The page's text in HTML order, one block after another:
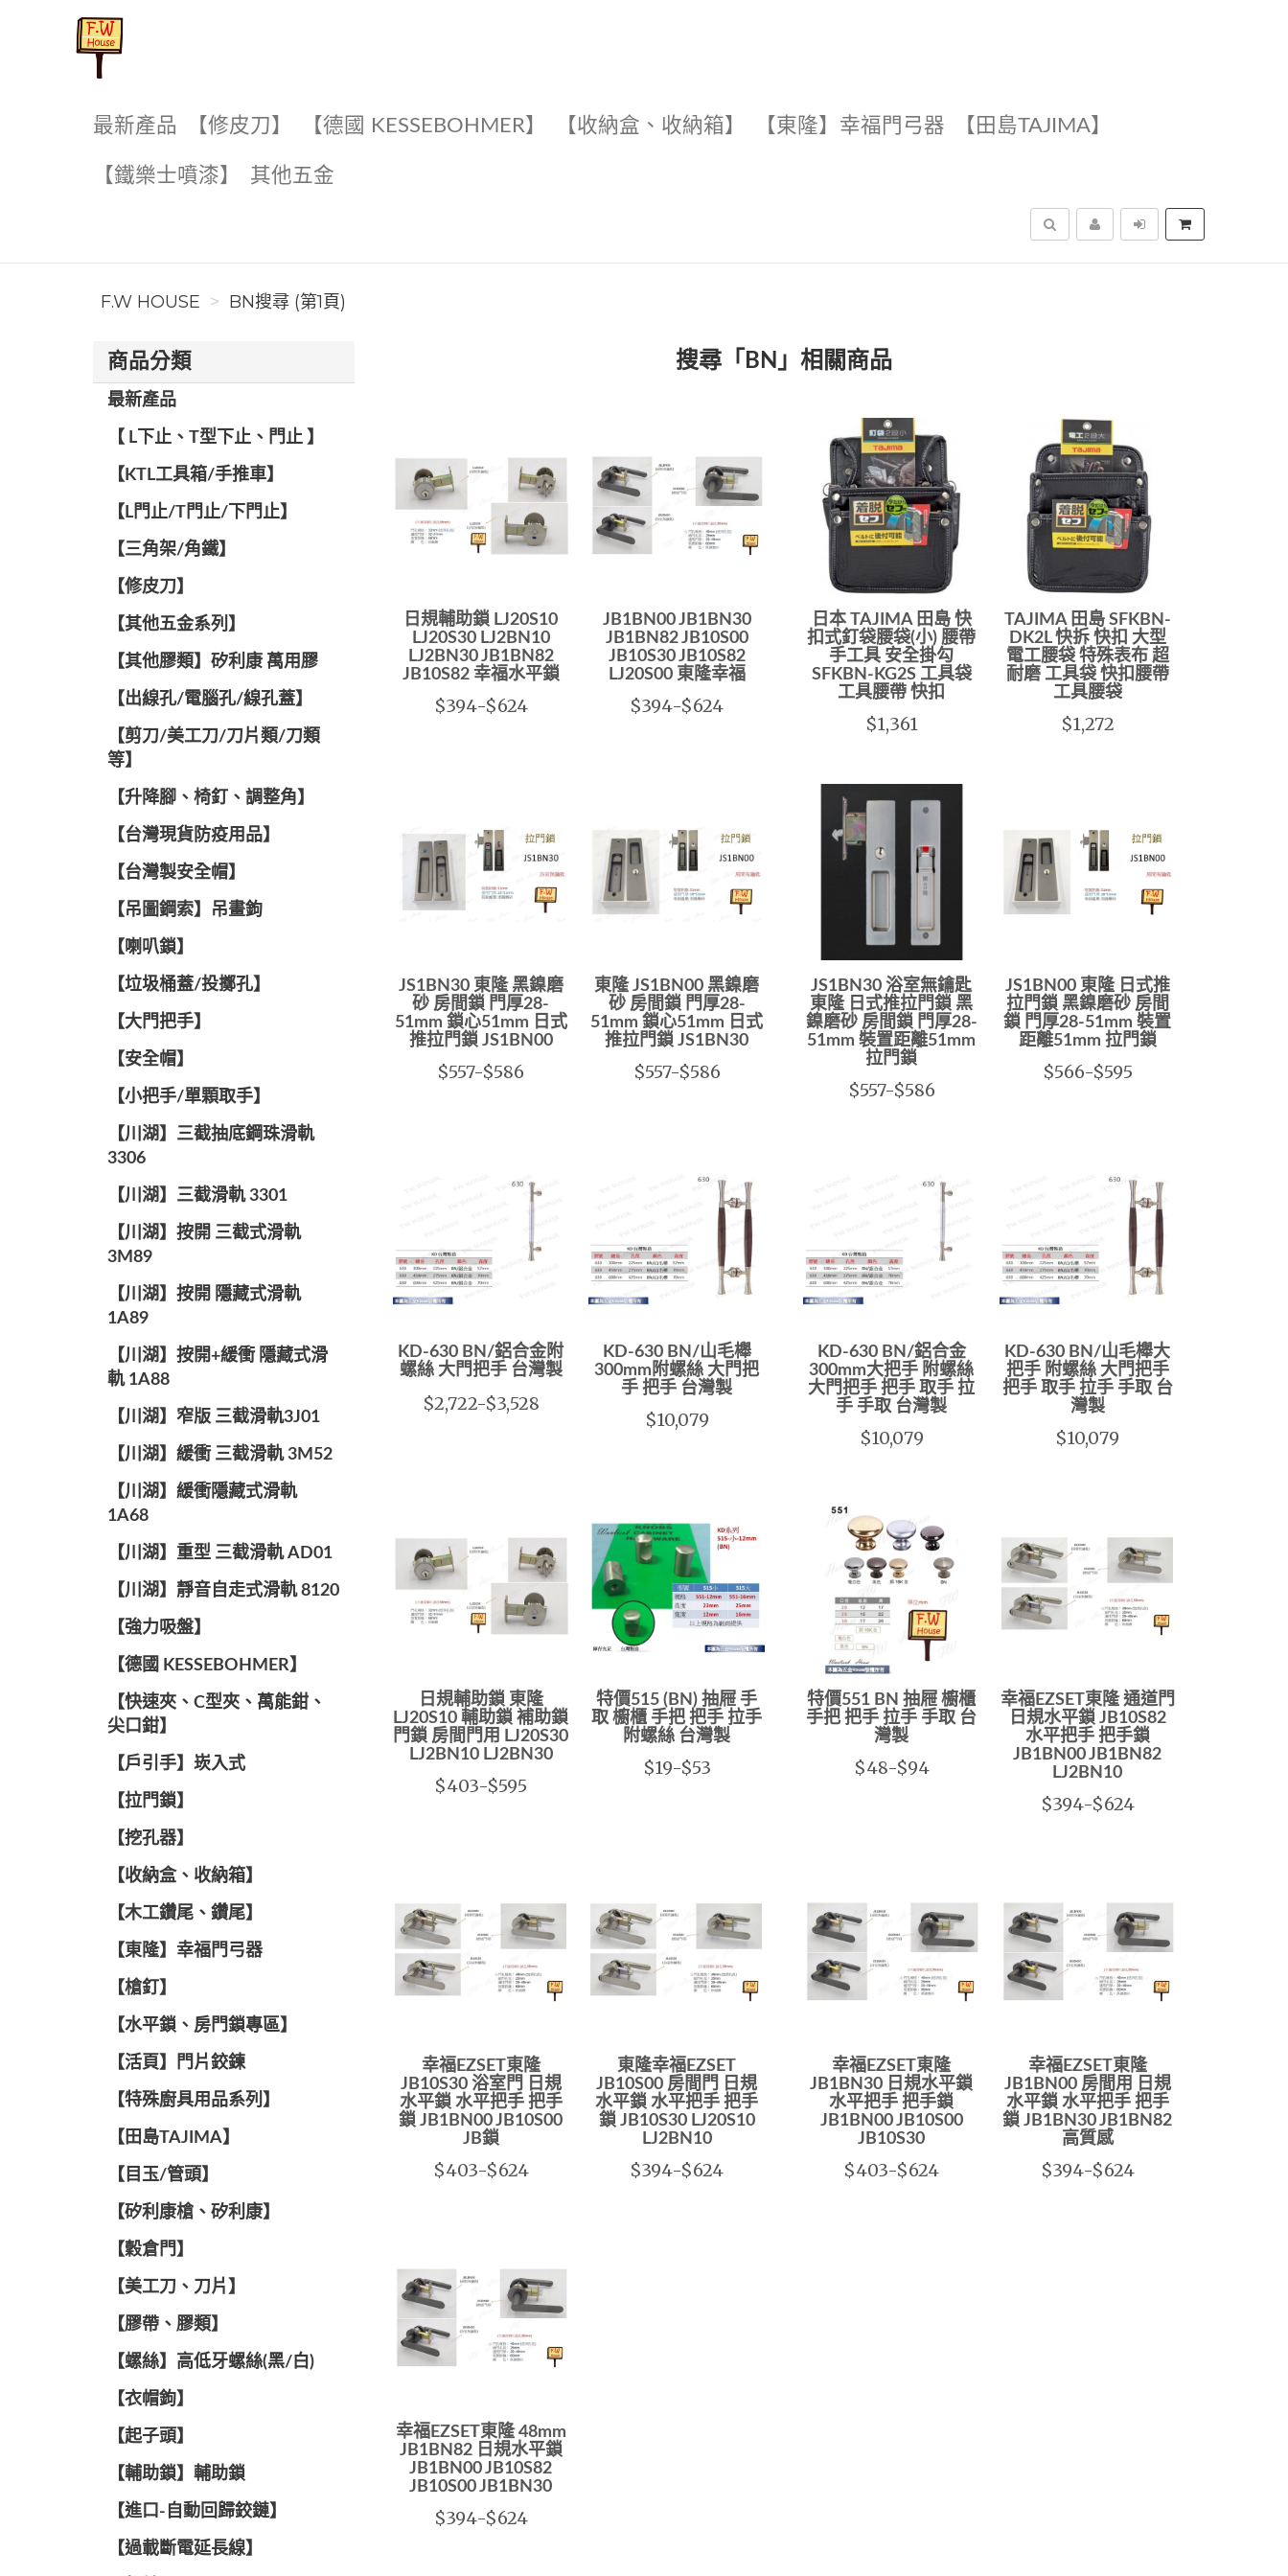
最新產品 【修皮刀】 【德國 KESSEBOHMER】 【收納盒、收納箱】 【東隆】幸福門弓器 【田島TAJIMA】
【鐵樂士噴漆】 其他五金
搜尋
F.W HOUSE BN搜尋 (第1頁)
商品分類
最新產品
【 L下止、T型下止、門止 】
【KTL工具箱/手推車】
【L門止/T門止/下門止】
【三角架/角鐵】
【修皮刀】
【其他五金系列】
【其他膠類】矽利康 萬用膠
【出線孔/電腦孔/線孔蓋】
【剪刀/美工刀/刀片類/刀類
等】
【升降腳、椅釘、調整角】
【台灣現貨防疫用品】
【台灣製安全帽】
【吊圖鋼索】吊畫鉤
【喇叭鎖】
【垃圾桶蓋/投擲孔】
【大門把手】
【安全帽】
【小把手/單顆取手】
【川湖】三截抽底鋼珠滑軌
3306
【川湖】三截滑軌 3301
【川湖】按開 三截式滑軌
3M89
【川湖】按開 隱藏式滑軌
1A89
【川湖】按開+緩衝 隱藏式滑
軌 1A88
【川湖】窄版 三截滑軌3J01
【川湖】緩衝 三截滑軌 3M52
【川湖】緩衝隱藏式滑軌
1A68
【川湖】重型 三截滑軌 AD01
【川湖】靜音自走式滑軌 8120
【強力吸盤】
【德國 KESSEBOHMER】
【快速夾、C型夾、萬能鉗、
尖口鉗】
【戶引手】崁入式
【拉門鎖】
【挖孔器】
【收納盒、收納箱】
【木工鑽尾、鑽尾】
【東隆】幸福門弓器
【槍釘】
【水平鎖、房門鎖專區】
【活頁】門片鉸鍊
【特殊廚具用品系列】
【田島TAJIMA】
【目玉/管頭】
【矽利康槍、矽利康】
【穀倉門】
【美工刀、刀片】
【膠帶、膠類】
【螺絲】高低牙螺絲(黑/白)
【衣帽鉤】
【起子頭】
【輔助鎖】輔助鎖
【進口-自動回歸鉸鏈】
【過載斷電延長線】
搜尋「BN」相關商品
日規輔助鎖 LJ20S10
LJ20S30 LJ2BN10
LJ2BN30 JB1BN82
JB10S82 幸福水平鎖
$394-$624
JB1BN00 JB1BN30
JB1BN82 JB10S00
JB10S30 JB10S82
LJ20S00 東隆幸福
$394-$624
日本 TAJIMA 田島 快
扣式釘袋腰袋(小) 腰帶
手工具 安全掛勾
SFKBN-KG2S 工具袋
工具腰帶 快扣
$1,361
TAJIMA 田島 SFKBN-
DK2L 快拆 快扣 大型
電工腰袋 特殊表布 超
耐磨 工具袋 快扣腰帶
工具腰袋
$1,272
JS1BN30 東隆 黑鎳磨
砂 房間鎖 門厚28-
51mm 鎖心51mm 日式
推拉門鎖 JS1BN00
$557-$586
東隆 JS1BN00 黑鎳磨
砂 房間鎖 門厚28-
51mm 鎖心51mm 日式
推拉門鎖 JS1BN30
$557-$586
JS1BN30 浴室無鑰匙
東隆 日式推拉門鎖 黑
鎳磨砂 房間鎖 門厚28-
51mm 裝置距離51mm
拉門鎖
$557-$586
JS1BN00 東隆 日式推
拉門鎖 黑鎳磨砂 房間
鎖 門厚28-51mm 裝置
距離51mm 拉門鎖
$566-$595
KD-630 BN/鋁合金附
螺絲 大門把手 台灣製
$2,722-$3,528
KD-630 BN/山毛櫸
300mm附螺絲 大門把
手 把手 台灣製
$10,079
KD-630 BN/鋁合金
300mm大把手 附螺絲
大門把手 把手 取手 拉
手 手取 台灣製
$10,079
KD-630 BN/山毛櫸大
把手 附螺絲 大門把手
把手 取手 拉手 手取 台
灣製
$10,079
日規輔助鎖 東隆
LJ20S10 輔助鎖 補助鎖
門鎖 房間門用 LJ20S30
LJ2BN10 LJ2BN30
$403-$595
特價515 (BN) 抽屜 手
取 櫥櫃 手把 把手 拉手
附螺絲 台灣製
$19-$53
特價551 BN 抽屜 櫥櫃
手把 把手 拉手 手取 台
灣製
$48-$94
幸福EZSET東隆 通道門
日規水平鎖 JB10S82
水平把手 把手鎖
JB1BN00 JB1BN82
LJ2BN10
$394-$624
幸福EZSET東隆
JB10S30 浴室門 日規
水平鎖 水平把手 把手
鎖 JB1BN00 JB10S00
JB鎖
$403-$624
東隆幸福EZSET
JB10S00 房間門 日規
水平鎖 水平把手 把手
鎖 JB10S30 LJ20S10
LJ2BN10
$394-$624
幸福EZSET東隆
JB1BN30 日規水平鎖
水平把手 把手鎖
JB1BN00 JB10S00
JB10S30
$403-$624
幸福EZSET東隆
JB1BN00 房間用 日規
水平鎖 水平把手 把手
鎖 JB1BN30 JB1BN82
高質感
$394-$624
幸福EZSET東隆 48mm
JB1BN82 日規水平鎖
JB1BN00 JB10S82
JB10S00 JB1BN30
$394-$624